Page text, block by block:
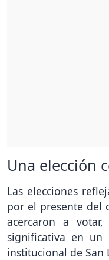
Una elección
Las elecciones
por el presente del
acercaron a votar,
significativa en un
institucional de San